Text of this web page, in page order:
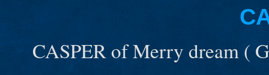
CASPER of Merry dream (